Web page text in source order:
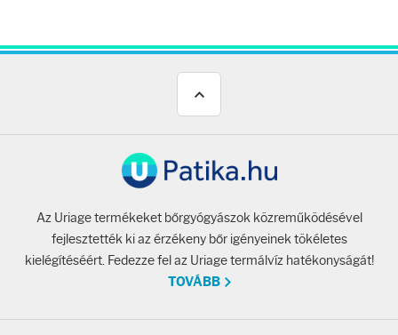
Az Uriage termékeket bőrgyógyászok közreműködésével
fejlesztették ki az érzékeny bőr igényeinek tökéletes
kielégítéséért. Fedezze fel az Uriage termálvíz hatékonyságát!
TOVÁBB
Fényvédelem
Napozás után